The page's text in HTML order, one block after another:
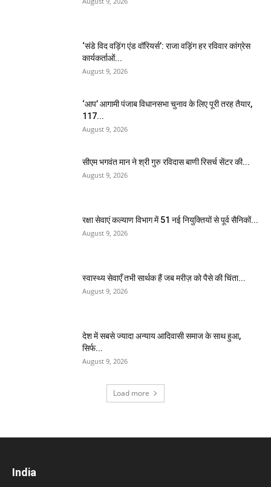
‘संडे विद वड़िंग एंड वॉरियर्स’: राजा वड़िंग हर रविवार कांग्रेस
कार्यकर्ताओं...
August 9, 2026
‘आप’ आगामी पंजाब विधानसभा चुनाव के लिए पूरी तरह तैयार,
117...
August 9, 2026
सीएम भगवंत मान ने श्री गुरु रविदास बाणी रिसर्च सेंटर की...
August 9, 2026
रक्षा सेवाएं कल्याण विभाग में 51 नई नियुक्तियों से पूर्व सैनिकों...
August 9, 2026
स्वास्थ्य सेवाएँ तभी सार्थक हैं जब मरीज़ को पैसे की चिंता...
August 9, 2026
देश में सबसे ज्यादा अन्याय आदिवासी समाज के साथ हुआ,
सिर्फ...
August 9, 2026
Load more
India